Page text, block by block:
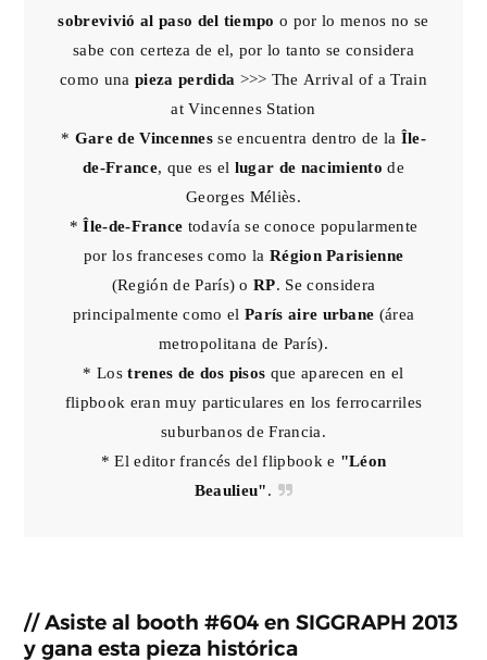
sobrevivió al paso del tiempo o por lo menos no se
sabe con certeza de el, por lo tanto se considera
como unapieza perdida >>> The Arrival of a Train
at Vincennes Station
* Gare de Vincennesse encuentra dentro de la Île-
de-France, que es el lugar de nacimiento de
Georges Méliès.
*Île-de-France todavía se conoce popularmente
por los franceses como la Région Parisienne
(Región de París) o RP . Se considera
principalmente como el París aire urbane (área
metropolitana de París).
* Lostrenes de dos pisos que aparecen en el
flipbook eran muy particulares en los ferrocarriles
suburbanos de Francia.
* El editor francés del flipbook e "Léon
Beaulieu"
// Asiste al booth #604 en SIGGRAPH 2013
y gana esta pieza histórica